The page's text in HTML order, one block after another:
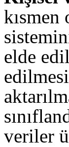
elde
veriler